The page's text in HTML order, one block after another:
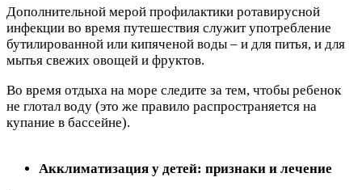
Дополнительной мерой профилактики ротавирусной
инфекции во время путешествия служит употребление
бутилированной или кипяченой воды – и для питья, и для
мытья свежих овощей и фруктов.
Во время отдыха на море следите за тем, чтобы ребенок
не глотал воду (это же правило распространяется на
купание в бассейне).
Акклиматизация у детей: признаки и лечение